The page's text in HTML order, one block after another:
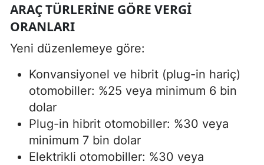
ARAÇ TÜRLERINE GÖRE VERGI
ORANLARI
Yeni düzenlemeye göre:
Konvansiyonel ve hibrit (plug-in hariç)
otomobiller: %25 veya minimum 6 bin
dolar
Plug-in hibrit otomobiller: %30 veya
minimum 7 bin dolar
Elektrikli otomobiller: %30 veya